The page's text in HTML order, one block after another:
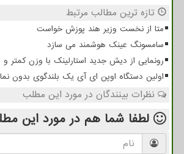
تازه ترین مطالب مرتبط
متا از نخست وزیر هند پوزش خواست
سامسونگ عینک هوشمند می سازد
رونمایی از دیش جدید استارلینک با وزن کمتر و
اولین دستگاه اوپن ای آی یک بلندگوی بدون
نظرات بینندگان در مورد این مطلب
لطفا شما هم در مورد این